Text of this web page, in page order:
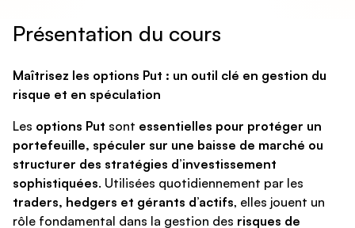
Présentation du cours
Maîtrisez les options Put : un outil clé en gestion du
risque et en spéculation
Les options Put sont essentielles pour protéger un
portefeuille, spéculer sur une baisse de marché ou
structurer des stratégies d’investissement
sophistiquées. Utilisées quotidiennement par les
traders, hedgers et gérants d’actifs, elles jouent un
rôle fondamental dans la gestion des risques de